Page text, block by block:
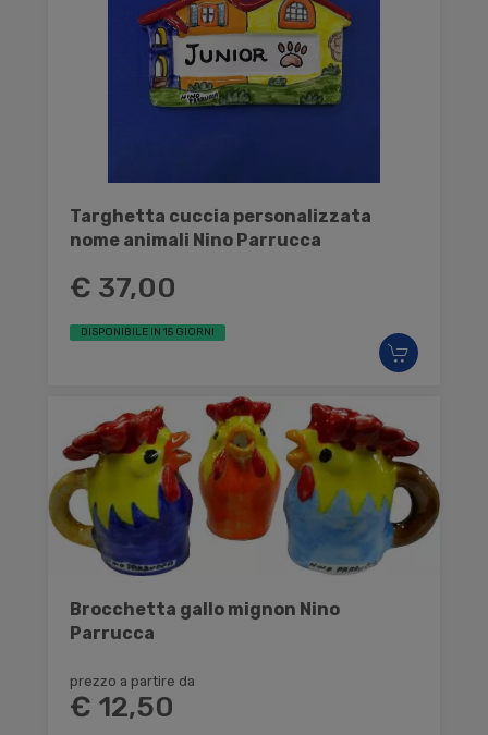
Targhetta cuccia personalizzata
nome animali Nino Parrucca
€ 37,00
DISPONIBILE IN 15 GIORNI
Brocchetta gallo mignon Nino
Parrucca
prezzo a partire da
€ 12,50